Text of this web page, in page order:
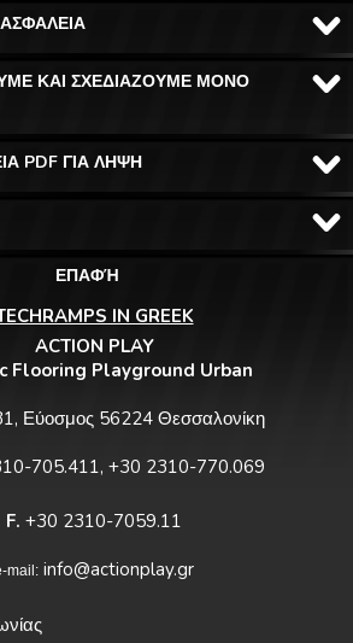
ΚΑΙ ΣΧΕΔΙΑΖΟΥΜΕ ΜΟΝΟ
PDF ΓΙΑ ΛΗΨΗ
ΕΠΑΦΉ
IN GREEK
ACTION PLAY
Flooring Playground Urban
Εύοσμος 56224 Θεσσαλονίκη
705.411, +30 2310-770.069
F. +30 2310-7059.11
mail: info@actionplay.gr